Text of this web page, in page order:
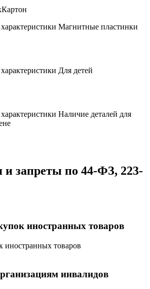
Картон
Магнитные пластинки
Для детей
Наличие деталей для
и запреты по 44-ФЗ, 223-
иностранных товаров
иностранных товаров
инвалидов